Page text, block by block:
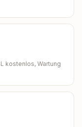
kostenlos, Wartung